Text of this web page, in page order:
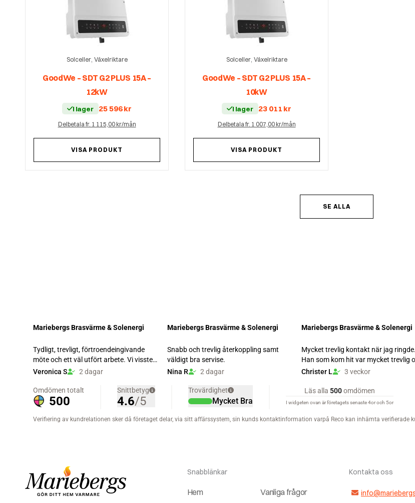
Solceller, Växelriktare
GoodWe – SDT G2 PLUS 15A –
12kW
I lager 25 596kr
Delbetala fr. 1 115,00 kr/mån
VISA PRODUKT
Solceller, Växelriktare
GoodWe – SDT G2 PLUS 15A –
10kW
I lager 23 011 kr
Delbetala fr. 1 007,00 kr/mån
VISA PRODUKT
SE ALLA
Snabblänkar
Hem Vanliga frågor
Kontakta oss